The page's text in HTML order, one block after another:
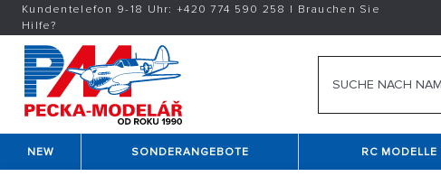
Kundentelefon 9-18 Uhr: +420774 590 258 | Brauchen Sie
Hilfe?
NEW SONDERANGEBOTE RC